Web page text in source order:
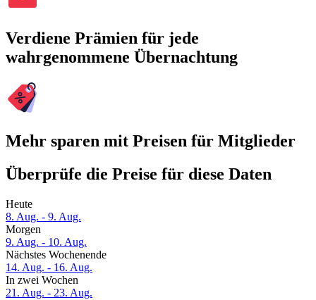
Verdiene Prämien für jede
wahrgenommene Übernachtung
Mehr sparen mit Preisen für Mitglieder
Überprüfe die Preise für diese Daten
Heute
8. Aug. - 9. Aug.
Morgen
9. Aug. - 10. Aug.
Nächstes Wochenende
14. Aug. - 16. Aug.
In zwei Wochen
21. Aug. - 23. Aug.